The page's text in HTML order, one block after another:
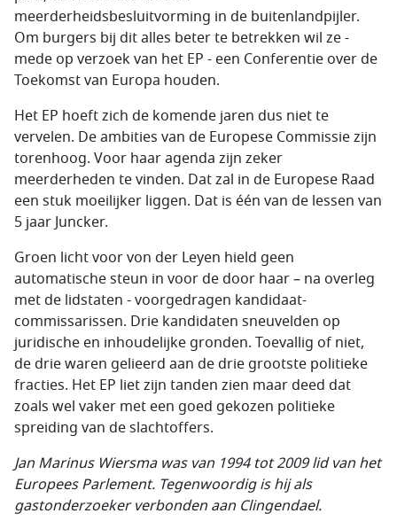
meerderheidsbesluitvorming in de buitenlandpijler.
Om burgers bij dit alles beter te betrekken wil ze -
mede op verzoek van het EP - een Conferentie over de
Toekomst van Europa houden.
Het EP hoeft zich de komende jaren dus niet te
vervelen. De ambities van de Europese Commissie zijn
torenhoog. Voor haar agenda zijn zeker
meerderheden te vinden. Dat zal in de Europese Raad
een stuk moeilijker liggen. Dat is één van de lessen van
5 jaar Juncker.
Groen licht voor von der Leyen hield geen
automatische steun in voor de door haar – na overleg
met de lidstaten - voorgedragen kandidaat-
commissarissen. Drie kandidaten sneuvelden op
juridische en inhoudelijke gronden. Toevallig of niet,
de drie waren gelieerd aan de drie grootste politieke
fracties. Het EP liet zijn tanden zien maar deed dat
zoals wel vaker met een goed gekozen politieke
spreiding van de slachtoffers.
Jan Marinus Wiersma was van 1994 tot 2009 lid van het
Europees Parlement. Tegenwoordig is hij als
gastonderzoeker verbonden aan Clingendael.